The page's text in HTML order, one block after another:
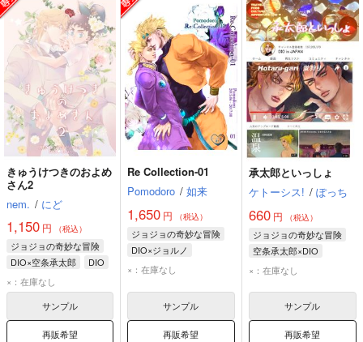
きゅうけつきのおよめ
さん2
nem. / にど
1,150 円 （税込）
ジョジョの奇妙な冒険
DIO×空条承太郎
DIO
空条承太郎
×：在庫なし
サンプル
再販希望
Re Collection-01
Pomodoro / 如来
1,650 円 （税込）
ジョジョの奇妙な冒険
DIO×ジョルノ
ジョルノ・ジョバァーナ
×：在庫なし
サンプル
再販希望
承太郎といっしょ
ケトーシス! / ぽっち
660円 （税込）
ジョジョの奇妙な冒険
空条承太郎×DIO
空条承太郎
×：在庫なし
サンプル
再販希望